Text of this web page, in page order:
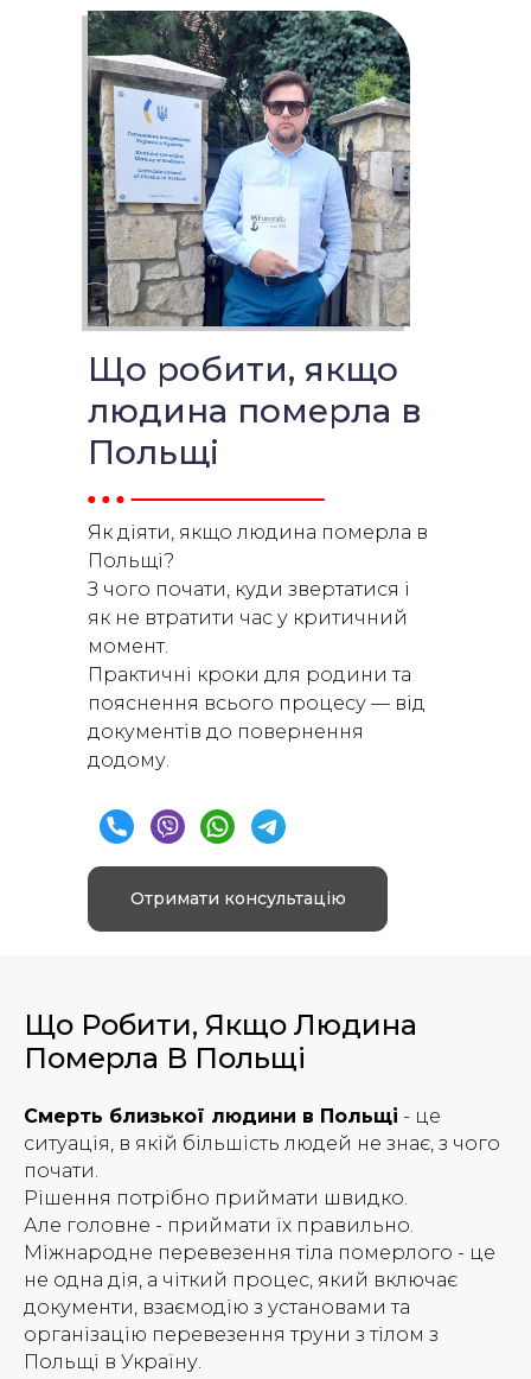
Що робити, якщо
людина померла в
Польщі
Як діяти, якщо людина померла в
Польщі?
З чого почати, куди звертатися і
як не втратити час у критичний
момент.
Практичні кроки для родини та
пояснення всього процесу — від
документів до повернення
додому.
Отримати консультацію
Що Робити, Якщо Людина
Померла В Польщі
Смерть близької людини в Польщі - це
ситуація, в якій більшість людей не знає, з чого
почати.
Рішення потрібно приймати швидко.
Але головне - приймати їх правильно.
Міжнародне перевезення тіла померлого - це
не одна дія, а чіткий процес, який включає
документи, взаємодію з установами та
організацію перевезення труни з тілом з
Польщі в Україну.